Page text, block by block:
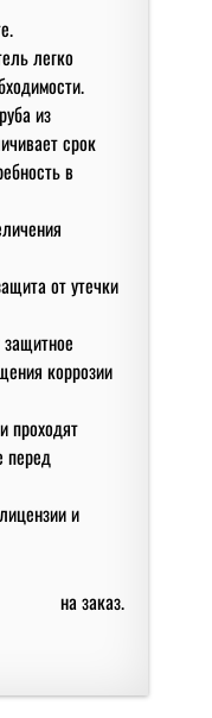
легко
из
срок
в
от утечки
коррозии
проходят
перед
и
на заказ.